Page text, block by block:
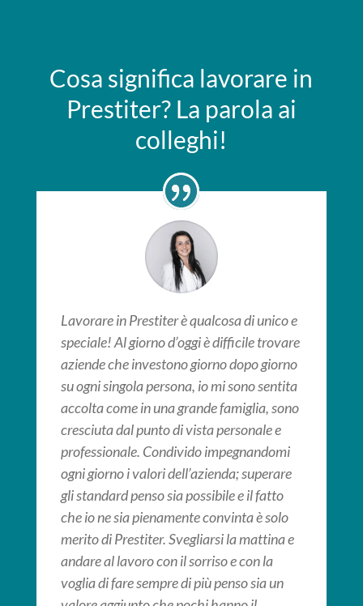
Cosa significa lavorare in
Prestiter? La parola ai
colleghi!
Lavorare in Prestiter è qualcosa di unico e
speciale! Al giorno d’oggi è difficile trovare
aziende che investono giorno dopo giorno
su ogni singola persona, io mi sono sentita
accolta come in una grande famiglia, sono
cresciuta dal punto di vista personale e
professionale. Condivido impegnandomi
ogni giorno i valori dell’azienda; superare
gli standard penso sia possibile e il fatto
che io ne sia pienamente convinta è solo
merito di Prestiter. Svegliarsi la mattina e
andare al lavoro con il sorriso e con la
voglia di fare sempre di più penso sia un